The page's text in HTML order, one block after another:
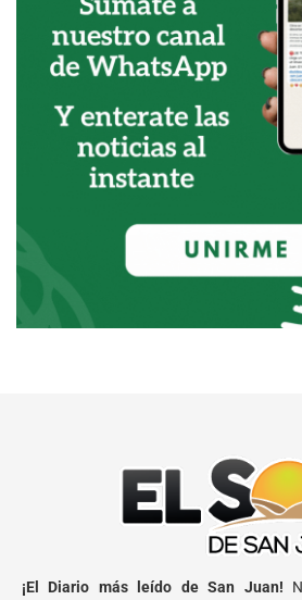
¡El Diario más leído de San Juan!